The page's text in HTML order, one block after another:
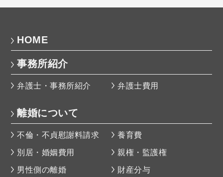
HOME
事務所紹介
弁護士・事務所紹介 弁護士費用
離婚について
不倫・不貞慰謝料請求
養育費
別居・婚姻費用
親権・監護権
男性側の離婚
財産分与